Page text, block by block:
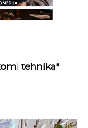
tehnika"